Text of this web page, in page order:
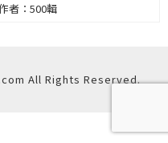
500輯
All Rights Reserved.